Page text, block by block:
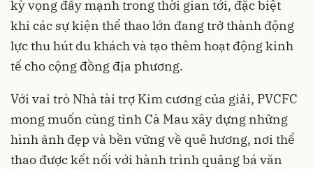
kỳ vọng đẩy mạnh trong thời gian tới, đặc biệt
khi các sự kiện thể thao lớn đang trở thành động
lực thu hút du khách và tạo thêm hoạt động kinh
tế cho cộng đồng địa phương.
Với vai trò Nhà tài trợ Kim cương của giải, PVCFC
mong muốn cùng tỉnh Cà Mau xây dựng những
hình ảnh đẹp và bền vững về quê hương, nơi thể
thao được kết nối với hành trình quảng bá văn